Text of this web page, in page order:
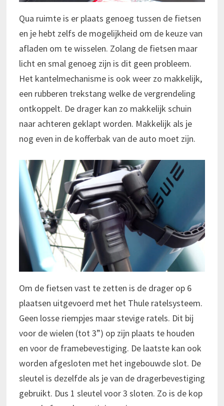
Qua ruimte is er plaats genoeg tussen de fietsen
en je hebt zelfs de mogelijkheid om de keuze van
afladen om te wisselen. Zolang de fietsen maar
licht en smal genoeg zijn is dit geen probleem.
Het kantelmechanisme is ook weer zo makkelijk,
een rubberen trekstang welke de vergrendeling
ontkoppelt. De drager kan zo makkelijk schuin
naar achteren geklapt worden. Makkelijk als je
nog even in de kofferbak van de auto moet zijn.
Om de fietsen vast te zetten is de drager op 6
plaatsen uitgevoerd met het Thule ratelsysteem.
Geen losse riempjes maar stevige ratels. Dit bij
voor de wielen (tot 3”) op zijn plaats te houden
en voor de framebevestiging. De laatste kan ook
worden afgesloten met het ingebouwde slot. De
sleutel is dezelfde als je van de dragerbevestiging
gebruikt. Dus 1 sleutel voor 3 sloten. Zo is de kop